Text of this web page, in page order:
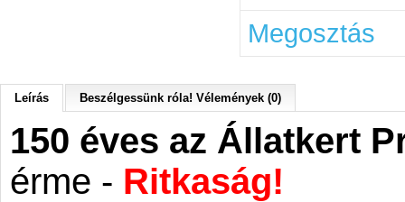
Megosztás
Leírás Beszélgessünk róla! Vélemények (0)
150 éves az Állatkert
érme - Ritkaság!